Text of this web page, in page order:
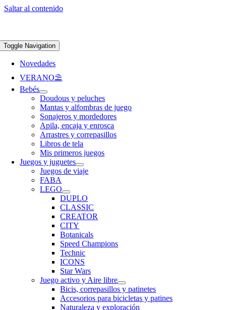
Saltar al contenido
Toggle Navigation
Novedades
VERANO⛱️​
Bebés
Doudous y peluches
Mantas y alfombras de juego
Sonajeros y mordedores
Apila, encaja y enrosca
Arrastres y correpasillos
Libros de tela
Mis primeros juegos
Juegos y juguetes
Juegos de viaje
FABA
LEGO
DUPLO
CLASSIC
CREATOR
CITY
Botanicals
Speed Champions
Technic
ICONS
Star Wars
Juego activo y Aire libre
Bicis, correpasillos y patinetes
Accesorios para bicicletas y patines
Naturaleza y exploración